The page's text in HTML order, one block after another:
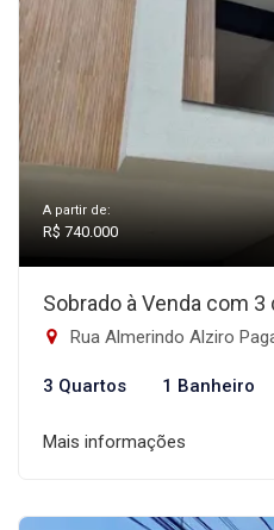
A partir de:
R$ 740.000
Sobrado à Venda com 3
Rua Almerindo Alziro Paganini,
3 Quartos 1 Banheiro
Mais informações